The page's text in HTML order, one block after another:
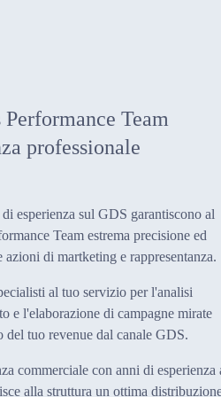
Performance Team
professionale
esperienza sul GDS garantiscono al
Team estrema precisione ed
azioni di martketing e rappresentanza.
al tuo servizio per l'analisi
e l'elaborazione di campagne mirate
del tuo revenue dal canale GDS.
commerciale con anni di esperienza
alla struttura un ottima